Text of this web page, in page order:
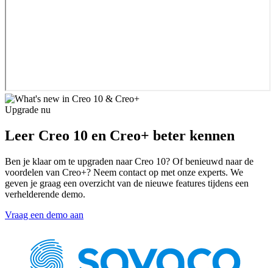
Upgrade nu
Leer Creo 10 en Creo+ beter kennen
Ben je klaar om te upgraden naar Creo 10? Of benieuwd naar de
voordelen van Creo+? Neem contact op met onze experts. We
geven je graag een overzicht van de nieuwe features tijdens een
verhelderende demo.
Vraag een demo aan